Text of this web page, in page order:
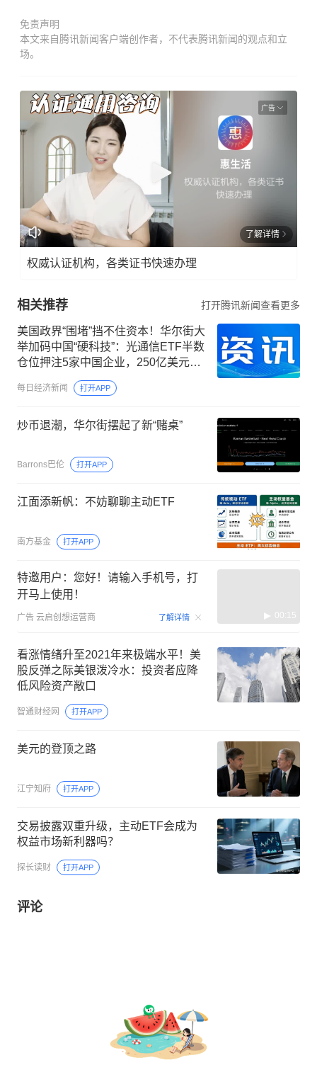
免责声明
本文来自腾讯新闻客户端创作者，不代表腾讯新闻的观点和立
场。
广告
了解详情
权威认证机构，各类证书快速办理
相关推荐 打开腾讯新闻查看更多
美国政界“围堵”挡不住资本！华尔街大
举加码中国“硬科技”：光通信ETF半数
仓位押注5家中国企业，250亿美元明
星ETF重仓长鑫科技
每日经济新闻 打开APP
炒币退潮，华尔街摆起了新“赌桌”
Barrons巴伦 打开APP
江面添新帆：不妨聊聊主动ETF
南方基金 打开APP
特邀用户：您好！请输入手机号，打
开马上使用！
广告 云启创想运营商 了解详情 00:15
看涨情绪升至2021年来极端水平！美
股反弹之际美银泼冷水：投资者应降
低风险资产敞口
智通财经网 打开APP
美元的登顶之路
江宁知府 打开APP
交易披露双重升级，主动ETF会成为
权益市场新利器吗？
探长读财 打开APP
评论